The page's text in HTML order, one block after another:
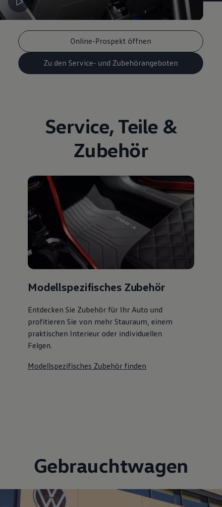
Online-Prospekt öffnen
Zu den Service- und Zubehörangeboten
Service, Teile &
Zubehör
Modellspezifisches Zubehör
Entdecken Sie Zubehör für Ihr Auto und
profitieren Sie von mehr Stauraum, einem
praktischen Interieur oder individuellen
Felgen.
Modellspezifisches Zubehör finden
Gebrauchtwagen